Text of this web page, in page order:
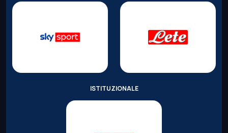
ISTITUZIONALE